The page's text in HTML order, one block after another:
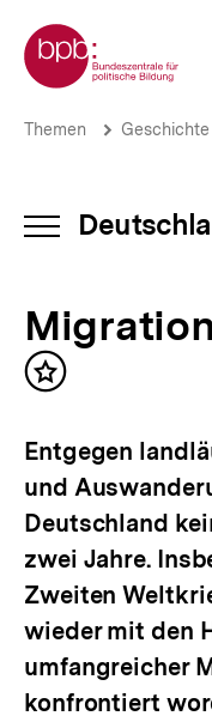
zum
Seiteninhalt
springen
Zur Startseite der bpb
Migration
bpb.de
Themen Geschichte
Migration
Inhalt
Entgegen
und
Deutschland
zwei Jahre.
Zweiten
wieder mit den
umfangreicher
konfrontiert